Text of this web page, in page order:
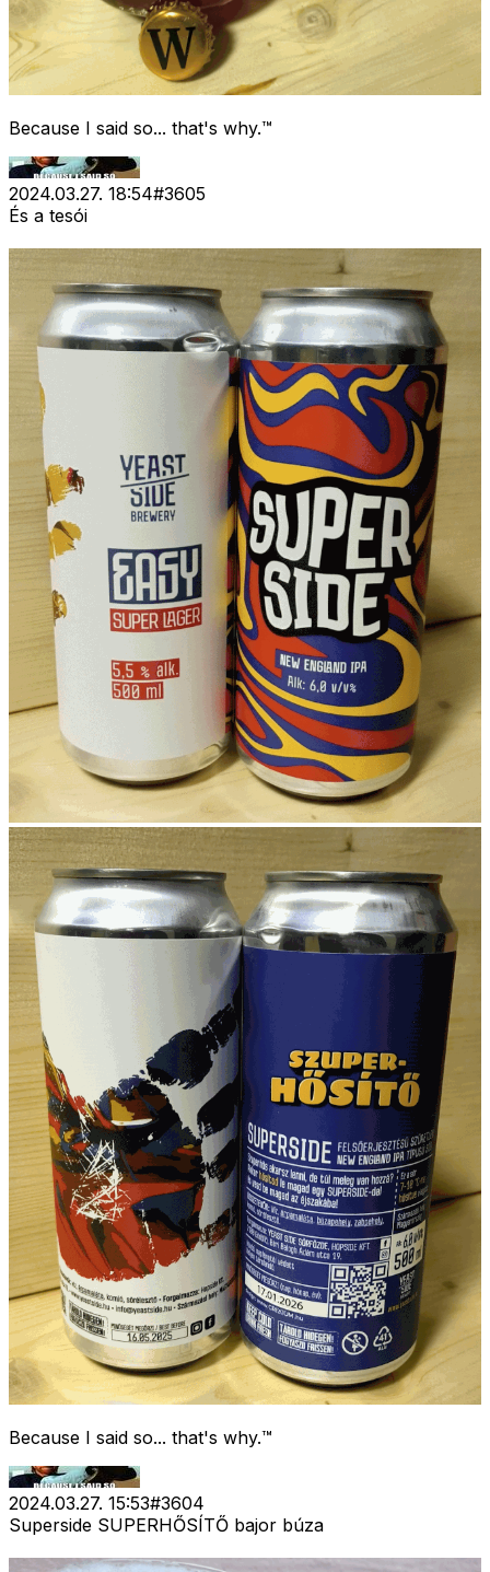
Because I said so... that's why.™
2024.03.27. 18:54#3605
És a tesói
Because I said so... that's why.™
2024.03.27. 15:53#3604
Superside SUPERHŐSÍTŐ bajor búza